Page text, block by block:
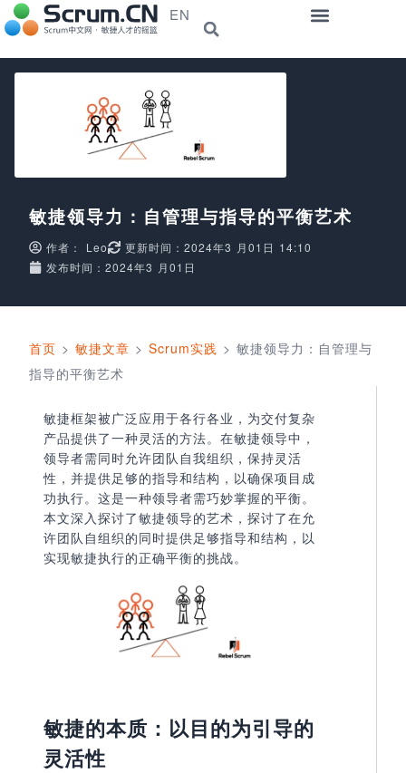
EN
敏捷领导力：自管理与指导的平衡艺术
作者： Leo
更新时间：2024年3 月01日 14:10
发布时间：2024年3 月01日
首页 > 敏捷文章 > Scrum实践 > 敏捷领导力：自管理与
指导的平衡艺术
敏捷框架被广泛应用于各行各业，为交付复杂
产品提供了一种灵活的方法。在敏捷领导中，
领导者需同时允许团队自我组织，保持灵活
性，并提供足够的指导和结构，以确保项目成
功执行。这是一种领导者需巧妙掌握的平衡。
本文深入探讨了敏捷领导的艺术，探讨了在允
许团队自组织的同时提供足够指导和结构，以
实现敏捷执行的正确平衡的挑战。
敏捷的本质：以目的为引导的
灵活性